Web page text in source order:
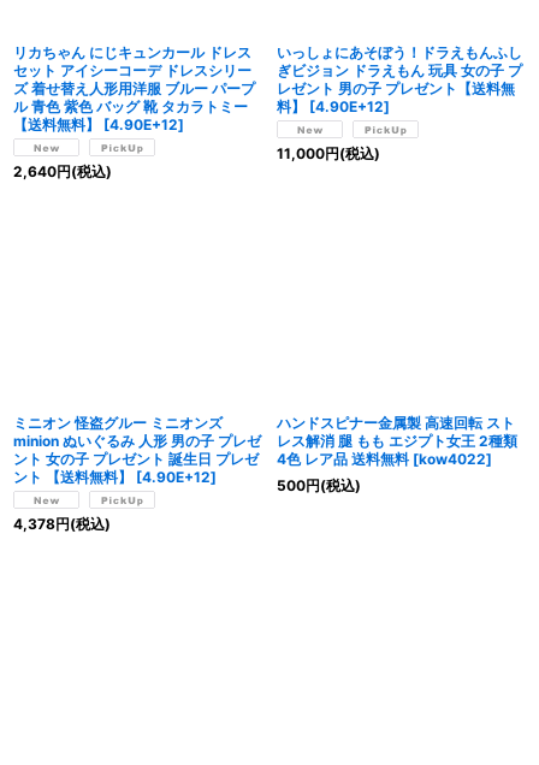
リカちゃん にじキュンカール ドレス
セット アイシーコーデ ドレスシリー
ズ 着せ替え人形用洋服 ブルー パープ
ル 青色 紫色 バッグ 靴 タカラトミー
【送料無料】
[4.90E+12]
2,640円(税込)
いっしょにあそぼう！ドラえもんふし
ぎビジョン ドラえもん 玩具 女の子 プ
レゼント 男の子 プレゼント【送料無
料】
[4.90E+12]
11,000円(税込)
ミニオン 怪盗グルー ミニオンズ
minion ぬいぐるみ 人形 男の子 プレゼ
ント 女の子 プレゼント 誕生日 プレゼ
ント 【送料無料】
[4.90E+12]
4,378円(税込)
ハンドスピナー金属製 高速回転 スト
レス解消 腿 もも エジプト女王 2種類
4色 レア品 送料無料 [kow4022]
500円(税込)